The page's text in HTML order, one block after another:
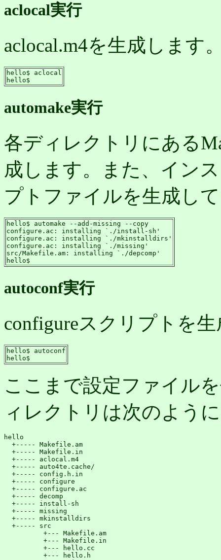
aclocal実行
aclocal.m4を生成します
hello$ aclocal
hello$
automake実行
各ディレクトリにある
成します。また、イン
プトファイルを生成し
hello$ automake --add-missing --copy
configure.ac: installing `./install-sh'
configure.ac: installing `./mkinstalldirs'
configure.ac: installing `./missing'
src/Makefile.am: installing `./depcomp'
hello$
autoconf実行
configureスクリプトを
hello$ autoconf
hello$
ここまで設定ファイル
ィレクトリは次のよう
hello
  +----- Makefile.am
  +----- Makefile.in
  +----- aclocal.m4
  +----- auto4te.cache/
  +----- config.h.in
  +----- configure
  +----- configure.ac
  +----- decomp
  +----- install-sh
  +----- missing
  +----- mkinstalldirs
  +----- src
          +--- Makefile.am
          +--- Makefile.in
          +--- hello.cc
          +--- hello.h